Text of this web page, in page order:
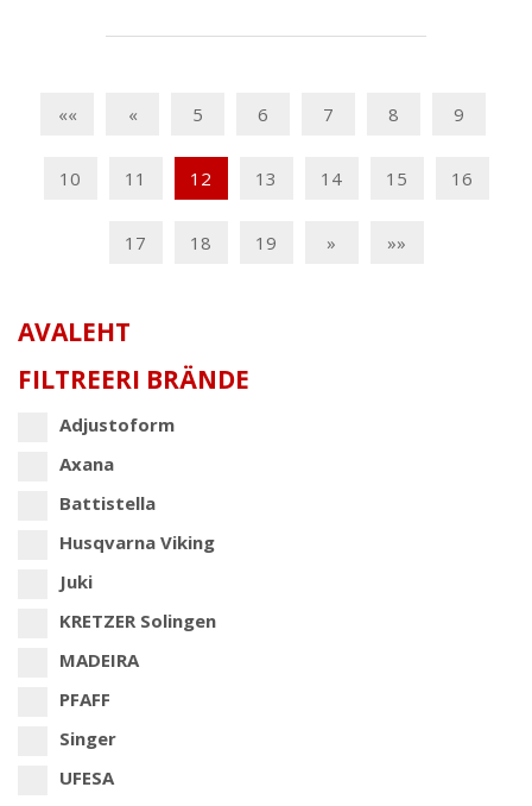
«« « 5 6 7 8 9
10 11 12 13 14 15 16
17 18 19 » »»
AVALEHT
FILTREERI BRÄNDE
Adjustoform
Axana
Battistella
Husqvarna Viking
Juki
KRETZER Solingen
MADEIRA
PFAFF
Singer
UFESA